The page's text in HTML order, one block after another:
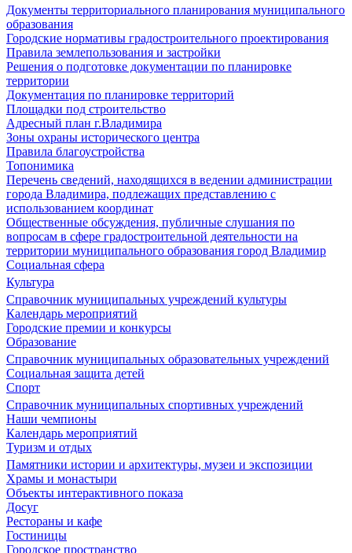
Документы территориального планирования муниципального
образования
Городские нормативы градостроительного проектирования
Правила землепользования и застройки
Решения о подготовке документации по планировке
территории
Документация по планировке территорий
Площадки под строительство
Адресный план г.Владимира
Зоны охраны исторического центра
Правила благоустройства
Топонимика
Перечень сведений, находящихся в ведении администрации
города Владимира, подлежащих представлению с
использованием координат
Общественные обсуждения, публичные слушания по
вопросам в сфере градостроительной деятельности на
территории муниципального образования город Владимир
Социальная сфера
Культура
Справочник муниципальных учреждений культуры
Календарь мероприятий
Городские премии и конкурсы
Образование
Справочник муниципальных образовательных учреждений
Социальная защита детей
Спорт
Справочник муниципальных спортивных учреждений
Наши чемпионы
Календарь мероприятий
Туризм и отдых
Памятники истории и архитектуры, музеи и экспозиции
Храмы и монастыри
Объекты интерактивного показа
Досуг
Рестораны и кафе
Гостиницы
Городское пространство